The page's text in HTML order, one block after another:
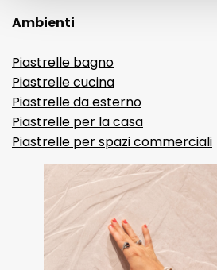
Ambienti
Piastrelle bagno
Piastrelle cucina
Piastrelle da esterno
Piastrelle per la casa
Piastrelle per spazi commerciali